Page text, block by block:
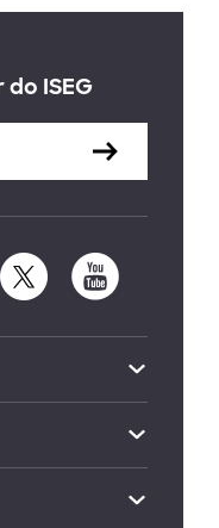
ISEG